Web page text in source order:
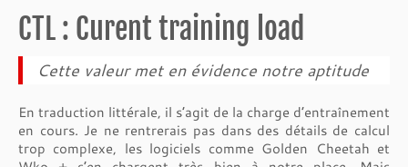
CTL : Curent training load
Cette valeur met en évidence notre aptitude
En traduction littérale, il s’agit de la charge d’entraînement
en cours. Je ne rentrerais pas dans des détails de calcul
trop complexe, les logiciels comme Golden Cheetah et